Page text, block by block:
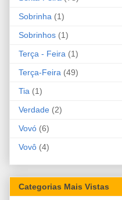
Sobrinha (1)
Sobrinhos (1)
Terça - Feira (1)
Terça-Feira (49)
Tia (1)
Verdade (2)
Vovó (6)
Vovô (4)
Categorias Mais Vistas